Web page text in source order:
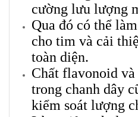
cường lưu lượng
Qua đó có thể
cho tim và cải
toàn diện.
Chất flavonoid
trong chanh dây
kiểm soát lượng